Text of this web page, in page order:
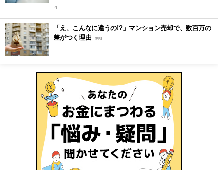
R]
「え、こんなに違うの!?」マンション売却で、数百万の
差がつく理由 [PR]